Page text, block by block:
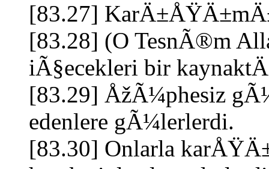
[83.27]
[83.28] (O TesnÃ®m
iÃ§ecekleri bir
[83.29] ÅžÃ¼phesiz
edenlere gÃ¼lerlerdi.
[83.30] Onlarla